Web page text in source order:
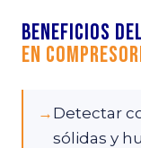
Beneficios
en
→ Detectar
sólidas y